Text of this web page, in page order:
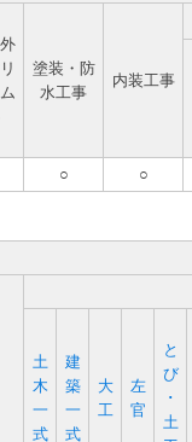
塗装・防
水工事
内装工事
○ ○
土
木
一
式
建
築
一
式
大
工
左
官
と
び
･
土